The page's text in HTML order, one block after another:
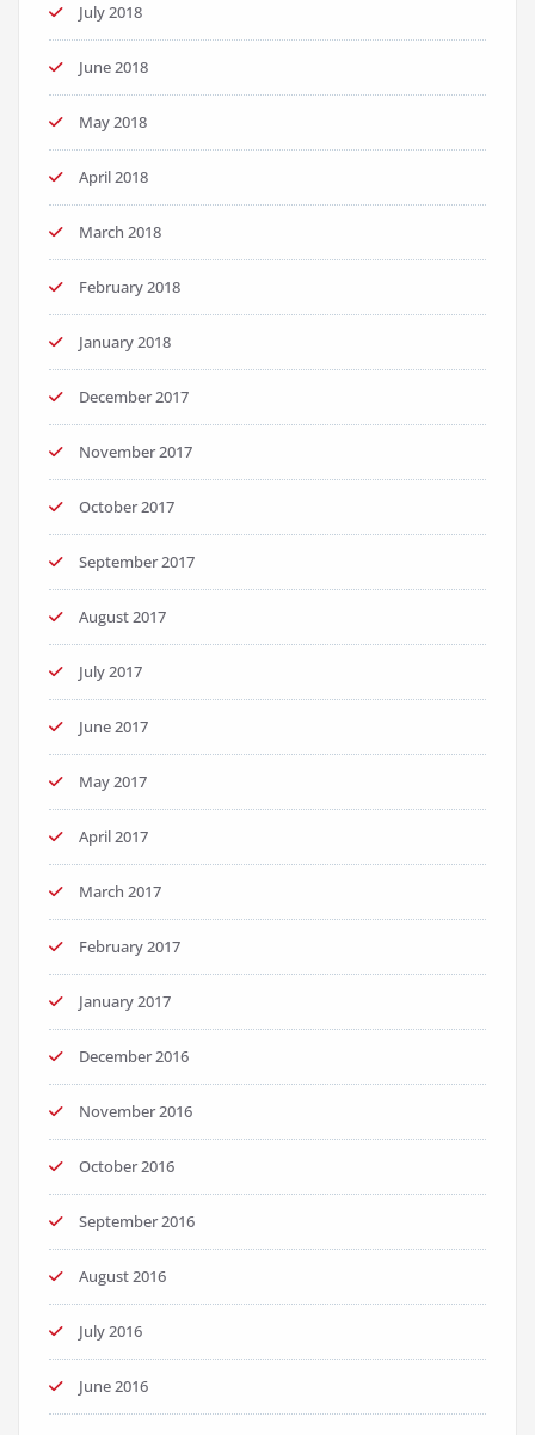
July 2018
June 2018
May 2018
April 2018
March 2018
February 2018
January 2018
December 2017
November 2017
October 2017
September 2017
August 2017
July 2017
June 2017
May 2017
April 2017
March 2017
February 2017
January 2017
December 2016
November 2016
October 2016
September 2016
August 2016
July 2016
June 2016